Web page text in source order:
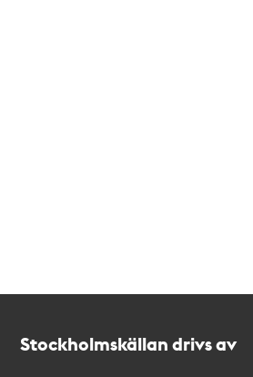
Stockholmskällan drivs av